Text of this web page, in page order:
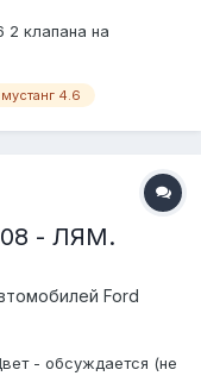
2 клапана на
мустанг 4.6
- ЛЯМ.
Ford
- обсуждается (не